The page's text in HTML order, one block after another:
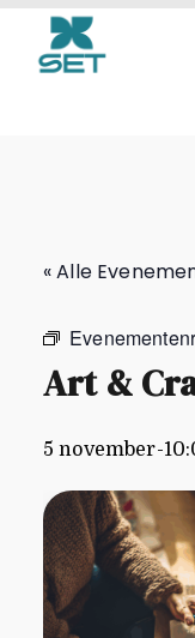
Art &
« Alle
Art &
5 november-